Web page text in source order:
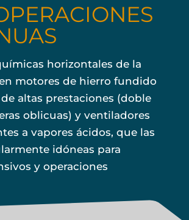
horizontales de la
motores de hierro fundido
altas prestaciones (doble
oblicuas) y ventiladores
a vapores ácidos, que las
idóneas para
y operaciones